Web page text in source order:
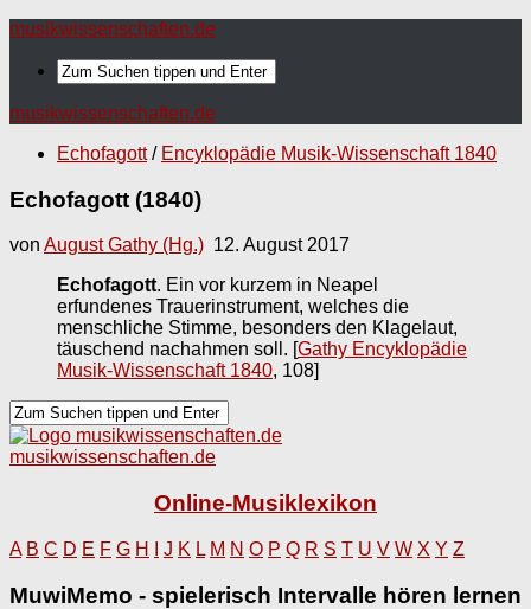
musikwissenschaften.de
musikwissenschaften.de
Echofagott / Encyklopädie Musik-Wissenschaft 1840
Echofagott (1840)
von August Gathy (Hg.) 12. August 2017
Echofagott. Ein vor kurzem in Neapel
erfundenes Trauerinstrument, welches die
menschliche Stimme, besonders den Klagelaut,
täuschend nachahmen soll. [Gathy Encyklopädie
Musik-Wissenschaft 1840, 108]
musikwissenschaften.de
Online-Musiklexikon
A B C D E F G H J K L M N O P Q R S T U V W X Y Z
MuwiMemo - spielerisch Intervalle hören lernen